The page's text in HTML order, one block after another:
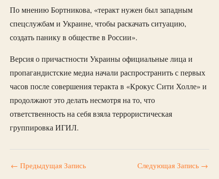
По мнению Бортникова, «теракт нужен был западным
спецслужбам и Украине, чтобы раскачать ситуацию,
создать панику в обществе в России».
Версия о причастности Украины официальные лица и
пропагандистские медиа начали распространить с первых
часов после совершения теракта в «Крокус Сити Холле» и
продолжают это делать несмотря на то, что
ответственность на себя взяла террористическая
группировка ИГИЛ.
← Предыдущая Запись Следующая Запись →